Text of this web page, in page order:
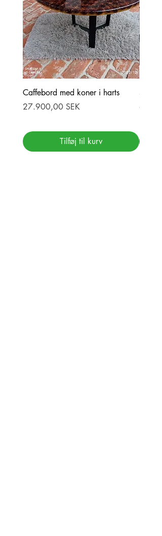
Caffebord med koner i harts
Pris
27.900,00 SEK
Tilføj til kurv
Stor
Pris